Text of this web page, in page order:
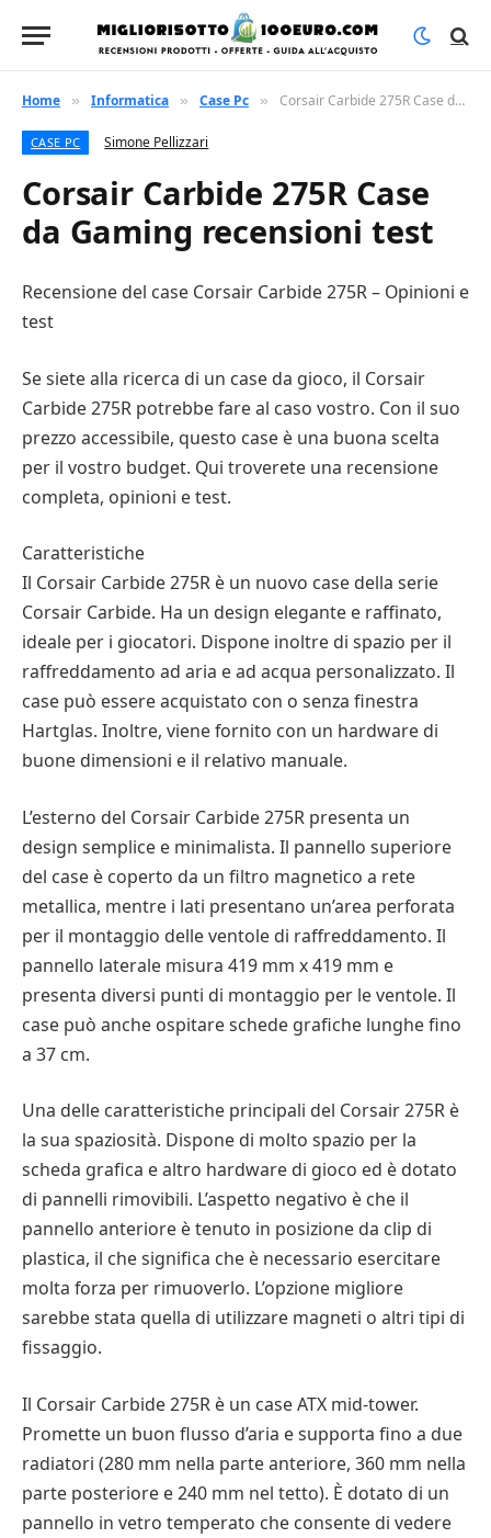
Home » Informatica » Case Pc » Corsair Carbide 275R Case da Gaming recensioni test
CASE PC Simone Pellizzari
Corsair Carbide 275R Case
da Gaming recensioni test
Recensione del case Corsair Carbide 275R – Opinioni e
test
Se siete alla ricerca di un case da gioco, il Corsair
Carbide 275R potrebbe fare al caso vostro. Con il suo
prezzo accessibile, questo case è una buona scelta
per il vostro budget. Qui troverete una recensione
completa, opinioni e test.
Caratteristiche
Il Corsair Carbide 275R è un nuovo case della serie
Corsair Carbide. Ha un design elegante e raffinato,
ideale per i giocatori. Dispone inoltre di spazio per il
raffreddamento ad aria e ad acqua personalizzato. Il
case può essere acquistato con o senza finestra
Hartglas. Inoltre, viene fornito con un hardware di
buone dimensioni e il relativo manuale.
L’esterno del Corsair Carbide 275R presenta un
design semplice e minimalista. Il pannello superiore
del case è coperto da un filtro magnetico a rete
metallica, mentre i lati presentano un’area perforata
per il montaggio delle ventole di raffreddamento. Il
pannello laterale misura 419 mm x 419 mm e
presenta diversi punti di montaggio per le ventole. Il
case può anche ospitare schede grafiche lunghe fino
a 37 cm.
Una delle caratteristiche principali del Corsair 275R è
la sua spaziosità. Dispone di molto spazio per la
scheda grafica e altro hardware di gioco ed è dotato
di pannelli rimovibili. L’aspetto negativo è che il
pannello anteriore è tenuto in posizione da clip di
plastica, il che significa che è necessario esercitare
molta forza per rimuoverlo. L’opzione migliore
sarebbe stata quella di utilizzare magneti o altri tipi di
fissaggio.
Il Corsair Carbide 275R è un case ATX mid-tower.
Promette un buon flusso d’aria e supporta fino a due
radiatori (280 mm nella parte anteriore, 360 mm nella
parte posteriore e 240 mm nel tetto). È dotato di un
pannello in vetro temperato che consente di vedere